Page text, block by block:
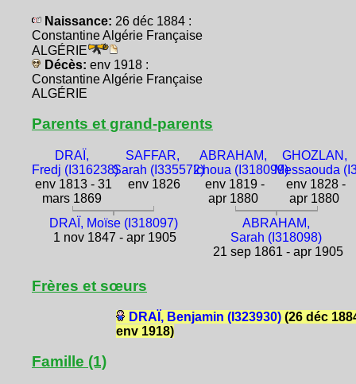
Naissance: 26 déc 1884 :
Constantine Algérie Française
ALGÉRIE
Décès: env 1918 :
Constantine Algérie Française
ALGÉRIE
Parents et grand-parents
DRAÏ,
Fredj (I316238)
env 1813 - 31
mars 1869
SAFFAR,
Sarah (I335572)
env 1826
ABRAHAM,
Ichoua (I318099)
env 1819 -
apr 1880
GHOZLAN,
Messaouda
env 1828 -
apr 1880
DRAÏ, Moïse (I318097)
1 nov 1847 - apr 1905
ABRAHAM,
Sarah (I318098)
21 sep 1861 - apr 1905
Frères et sœurs
DRAÏ, Benjamin (I323930)(26 déc
env 1918)
Famille (1)